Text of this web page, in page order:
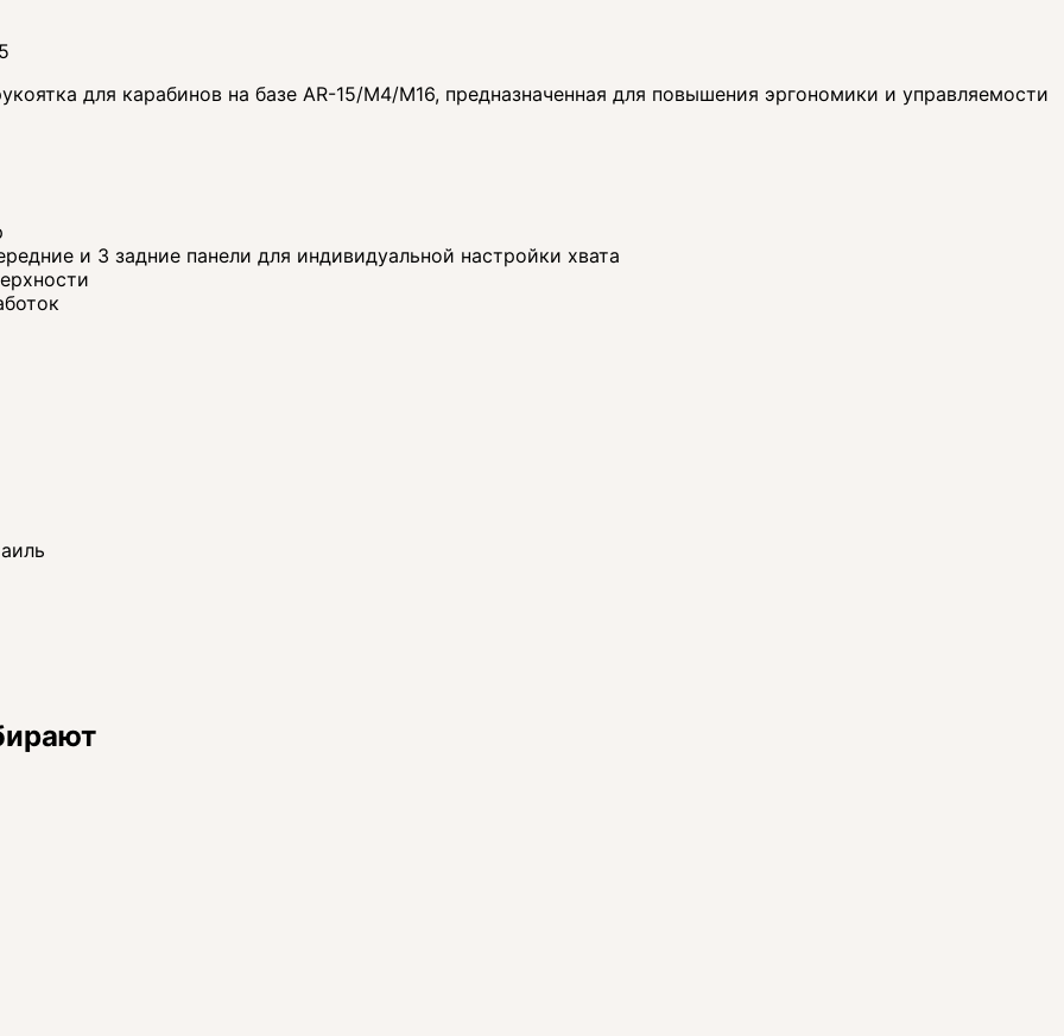
для карабинов на базе AR-15/M4/M16, предназначенная для повышения эргономики и управляемости
и 3 задние панели для индивидуальной настройки хвата